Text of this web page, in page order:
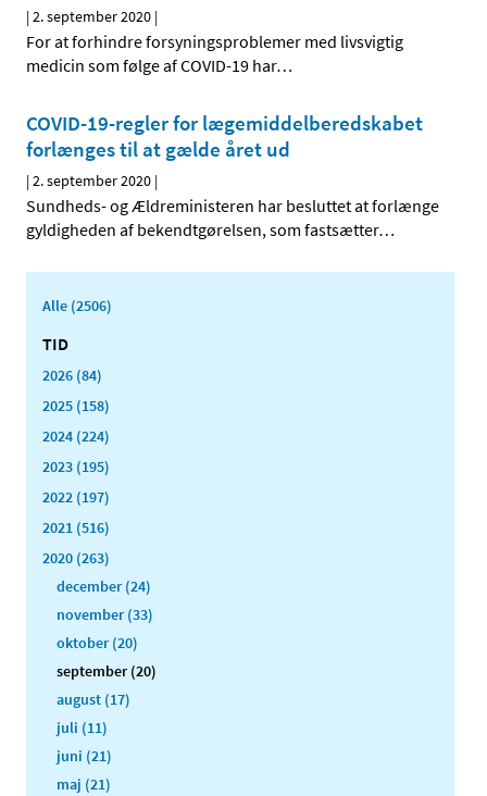
|2. september 2020 |
For at forhindre forsyningsproblemer med livsvigtig
medicin som følge af COVID-19 har…
COVID-19-regler for lægemiddelberedskabet
forlænges til at gælde året ud
|2. september 2020 |
Sundheds- og Ældreministeren har besluttet at forlænge
gyldigheden af bekendtgørelsen, som fastsætter…
Alle (2506)
TID
2026 (84)
2025 (158)
2024 (224)
2023 (195)
2022 (197)
2021 (516)
2020 (263)
december (24)
november (33)
oktober (20)
september (20)
august (17)
juli (11)
juni (21)
maj (21)